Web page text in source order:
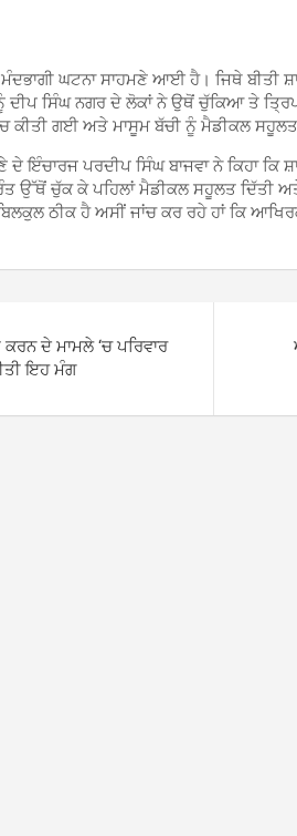
ਘਟਨਾ ਸਾਹਮਣੇ ਆਈ ਹੈ। ਜਿਥੇ ਬੀਤੀ
ਸਿੰਘ ਨਗਰ ਦੇ ਲੋਕਾਂ ਨੇ ਉਥੋਂ ਚੁੱਕਿਆ ਤੇ
ਕੀਤੀ ਗਈ ਅਤੇ ਮਾਸੂਮ ਬੱਚੀ ਨੂੰ ਮੈਡੀਕਲ
ਇੰਚਾਰਜ ਪਰਦੀਪ ਸਿੰਘ ਬਾਜਵਾ ਨੇ ਕਿਹਾ ਕਿ
ਉੱਥੋਂ ਚੁੱਕ ਕੇ ਪਹਿਲਾਂ ਮੈਡੀਕਲ ਸਹੂਲਤ ਦਿੱਤੀ
ਠੀਕ ਹੈ ਅਸੀਂ ਜਾਂਚ ਕਰ ਰਹੇ ਹਾਂ ਕਿ
ਦੇ ਮਾਮਲੇ ‘ਚ ਪਰਿਵਾਰ
ਇਹ ਮੰਗ